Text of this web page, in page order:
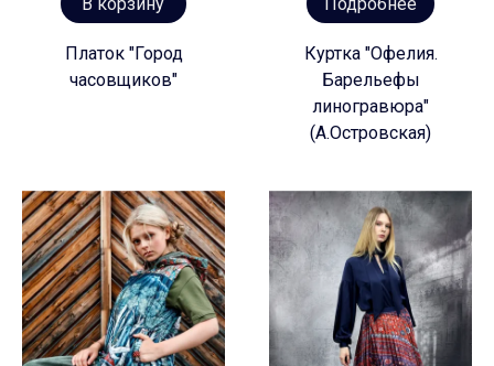
Платок "Город
часовщиков"
Куртка "Офелия.
Барельефы
линогравюра"
(А.Островская)